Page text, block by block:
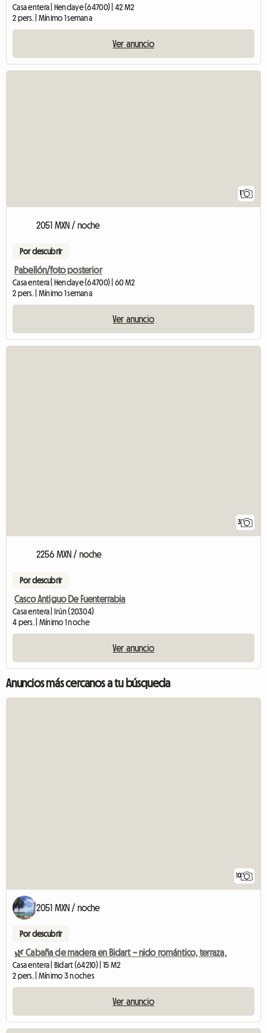
Casa entera | Hendaye (64700) | 42 M2
2 pers. | Mínimo 1 semana
Ver anuncio
1
2051 MXN / noche
Por descubrir
Pabellón/foto posterior
Casa entera | Hendaye (64700) | 60 M2
2 pers. | Mínimo 1 semana
Ver anuncio
3
2256 MXN / noche
Por descubrir
Casco Antiguo De Fuenterrabia
Casa entera | Irún (20304)
4 pers. | Mínimo 1 noche
Ver anuncio
Anuncios más cercanos a tu búsqueda
10
2051 MXN / noche
Por descubrir
🌿 Cabaña de madera en Bidart – nido romántico, terraza,
Casa entera | Bidart (64210) | 15 M2
2 pers. | Mínimo 3 noches
Ver anuncio